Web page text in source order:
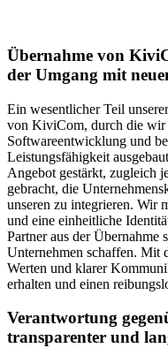
Übernahme von
der Umgang mit
Ein wesentlicher Teil
von KiviCom, durch die wir
Softwareentwicklung und
Leistungsfähigkeit
Angebot gestärkt, zugleich
gebracht, die
unseren zu integrieren. Wir
und eine einheitliche
Partner aus der Übernahme
Unternehmen schaffen. Mit
Werten und klarer
erhalten und einen
Verantwortung
transparenter und